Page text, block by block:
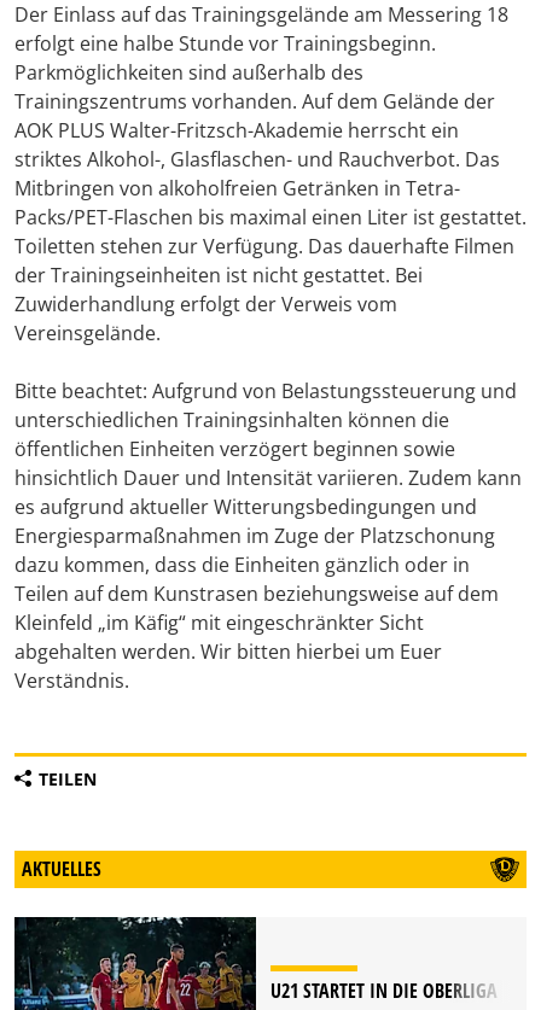
Der Einlass auf das Trainingsgelände am Messering 18
erfolgt eine halbe Stunde vor Trainingsbeginn.
Parkmöglichkeiten sind außerhalb des
Trainingszentrums vorhanden. Auf dem Gelände der
AOK PLUS Walter-Fritzsch-Akademie herrscht ein
striktes Alkohol-, Glasflaschen- und Rauchverbot. Das
Mitbringen von alkoholfreien Getränken in Tetra-
Packs/PET-Flaschen bis maximal einen Liter ist gestattet.
Toiletten stehen zur Verfügung. Das dauerhafte Filmen
der Trainingseinheiten ist nicht gestattet. Bei
Zuwiderhandlung erfolgt der Verweis vom
Vereinsgelände.
Bitte beachtet: Aufgrund von Belastungssteuerung und
unterschiedlichen Trainingsinhalten können die
öffentlichen Einheiten verzögert beginnen sowie
hinsichtlich Dauer und Intensität variieren. Zudem kann
es aufgrund aktueller Witterungsbedingungen und
Energiesparmaßnahmen im Zuge der Platzschonung
dazu kommen, dass die Einheiten gänzlich oder in
Teilen auf dem Kunstrasen beziehungsweise auf dem
Kleinfeld „im Käfig“ mit eingeschränkter Sicht
abgehalten werden. Wir bitten hierbei um Euer
Verständnis.
TEILEN
AKTUELLES
U21 STARTET IN DIE OBERLIGA